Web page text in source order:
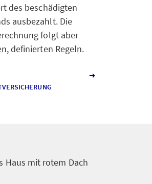
des beschädigten
ausbezahlt. Die
folgt aber
definierten Regeln.